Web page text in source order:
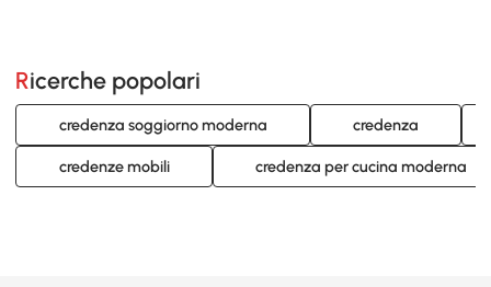
Ricerche popolari
credenza soggiorno moderna credenza
credenze mobili credenza per cucina moderna